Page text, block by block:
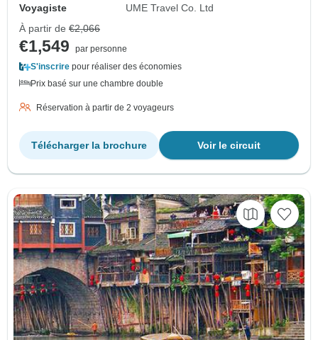
Voyagiste
UME Travel Co. Ltd
À partir de €2,066
€1,549
par personne
S'inscrire pour réaliser des économies
Prix basé sur une chambre double
Réservation à partir de 2 voyageurs
Voir le circuit
Télécharger la brochure